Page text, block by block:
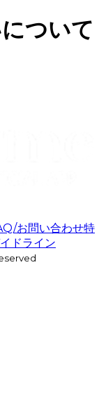
ついて
お問い合わせ特
ドライン